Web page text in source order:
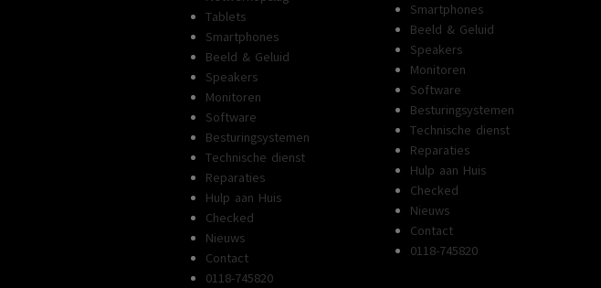
Tablets
Smartphones
Beeld & Geluid
Speakers
Monitoren
Software
Besturingsystemen
Technische dienst
Reparaties
Hulp aan Huis
Checked
Nieuws
Contact
0118-745820
Smartphones
Beeld & Geluid
Speakers
Monitoren
Software
Besturingsystemen
Technische dienst
Reparaties
Hulp aan Huis
Checked
Nieuws
Contact
0118-745820